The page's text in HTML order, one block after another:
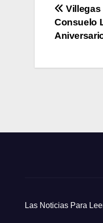
de
Villegas
Consuelo
Las Noticias Para